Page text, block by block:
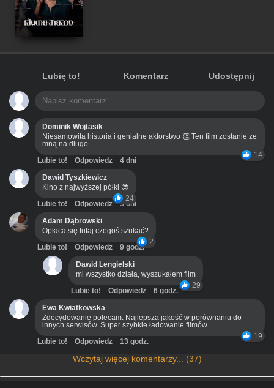
Lubię to! Komentarz Udostępnij
Dominik Wojtasik
Niesamowita historia i genialne aktorstwo 👏 Ten film zostanie ze
mną na długo
14
Lubie to! Odpowiedz
4 dni
Dawid Tyszkiewicz
Kino z najwyższej półki 😍
24
Lubie to! Odpowiedz
3 dni
Adam Dąbrowski
Opłaca się tutaj czegoś szukać?
2
Lubie to! Odpowiedz
9 godz.
Dawid Lengielski
mi wszystko działa, wyszukałem film
29
Lubie to! Odpowiedz
6 godz.
Ewa Kwiatkowska
Zdecydowanie polecam. Najlepsza jakość w porównaniu do
innych serwisów. Super szybkie ładowanie filmów
19
Lubie to! Odpowiedz 13 godz.
Wczytaj więcej komentarzy... (37)